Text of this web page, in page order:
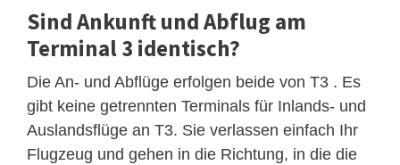
Sind Ankunft und Abflug am
Terminal 3 identisch?
Die An- und Abflüge erfolgen beide von T3 . Es
gibt keine getrennten Terminals für Inlands- und
Auslandsflüge an T3. Sie verlassen einfach Ihr
Flugzeug und gehen in die Richtung, in die die